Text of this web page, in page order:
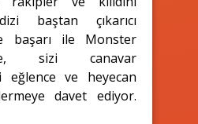
baştan çıkarıcı
başarı ile Monster
sizi canavar
eğlence ve heyecan
davet ediyor.